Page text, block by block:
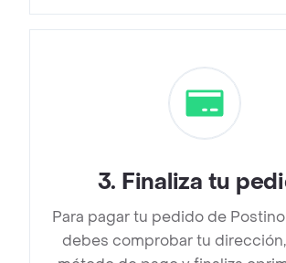
3. Finaliza tu
Para pagar tu pedido de Postinor
debes comprobar tu